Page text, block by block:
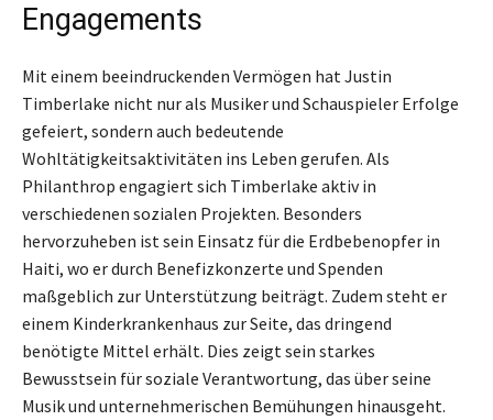
Engagements
Mit einem beeindruckenden Vermögen hat Justin
Timberlake nicht nur als Musiker und Schauspieler Erfolge
gefeiert, sondern auch bedeutende
Wohltätigkeitsaktivitäten ins Leben gerufen. Als
Philanthrop engagiert sich Timberlake aktiv in
verschiedenen sozialen Projekten. Besonders
hervorzuheben ist sein Einsatz für die Erdbebenopfer in
Haiti, wo er durch Benefizkonzerte und Spenden
maßgeblich zur Unterstützung beiträgt. Zudem steht er
einem Kinderkrankenhaus zur Seite, das dringend
benötigte Mittel erhält. Dies zeigt sein starkes
Bewusstsein für soziale Verantwortung, das über seine
Musik und unternehmerischen Bemühungen hinausgeht.